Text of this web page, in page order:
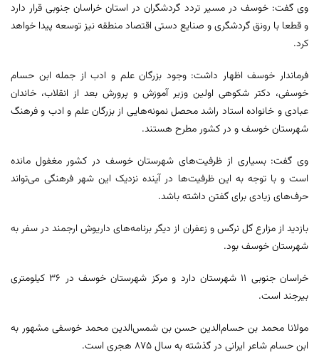
وی گفت: خوسف در مسیر تردد گردشگران در استان خراسان جنوبی قرار دارد
و قطعا با رونق گردشگری و صنایع دستی اقتصاد منطقه نیز توسعه پیدا خواهد
کرد.
فرماندار خوسف اظهار داشت: وجود بزرگان علم و ادب از جمله ابن حسام
خوسفی، دکتر شکوهی اولین وزیر آموزش و پرورش بعد از انقلاب، خاندان
عبادی و خانواده استاد راشد محصل نمونه‌هایی از بزرگان علم و ادب و فرهنگ
شهرستان خوسف و در کشور مطرح هستند.
وی گفت: بسیاری از ظرفیت‌های شهرستان خوسف در کشور مغفول مانده
است و با توجه به این ظرفیت‌ها در آینده نزدیک این شهر فرهنگی می‌تواند
حرف‌های زیادی برای گفتن داشته باشد.
بازدید از مزارع گل نرگس و زعفران از دیگر برنامه‌های داریوش ارجمند در سفر به
شهرستان خوسف بود.
خراسان جنوبی ۱۱ شهرستان دارد و مرکز شهرستان خوسف در ۳۶ کیلومتری
بیرجند است.
مولانا محمد بن حسام‌الدین حسن بن شمس‌الدین محمد خوسفی مشهور به
ابن حسام شاعر ایرانی در گذشته به سال ۸۷۵ هجری است.